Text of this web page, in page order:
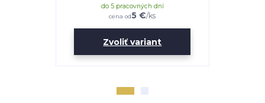
cena od5 €/ks
do 5 pracovných dní
Zvoliť variant